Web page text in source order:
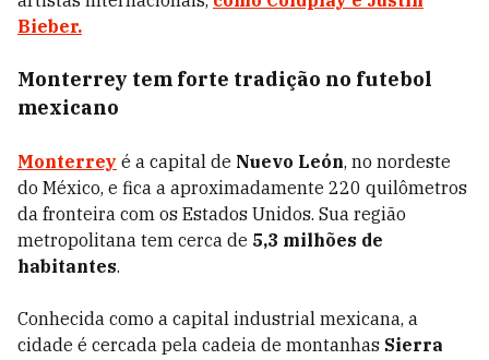
Bieber.
Monterrey tem forte tradição no futebol
mexicano
Monterrey é a capital de Nuevo León, no nordeste
do México, e fica a aproximadamente 220 quilômetros
da fronteira com os Estados Unidos. Sua região
metropolitana tem cerca de 5,3 milhões de
habitantes.
Conhecida como a capital industrial mexicana, a
cidade é cercada pela cadeia de montanhas Sierra